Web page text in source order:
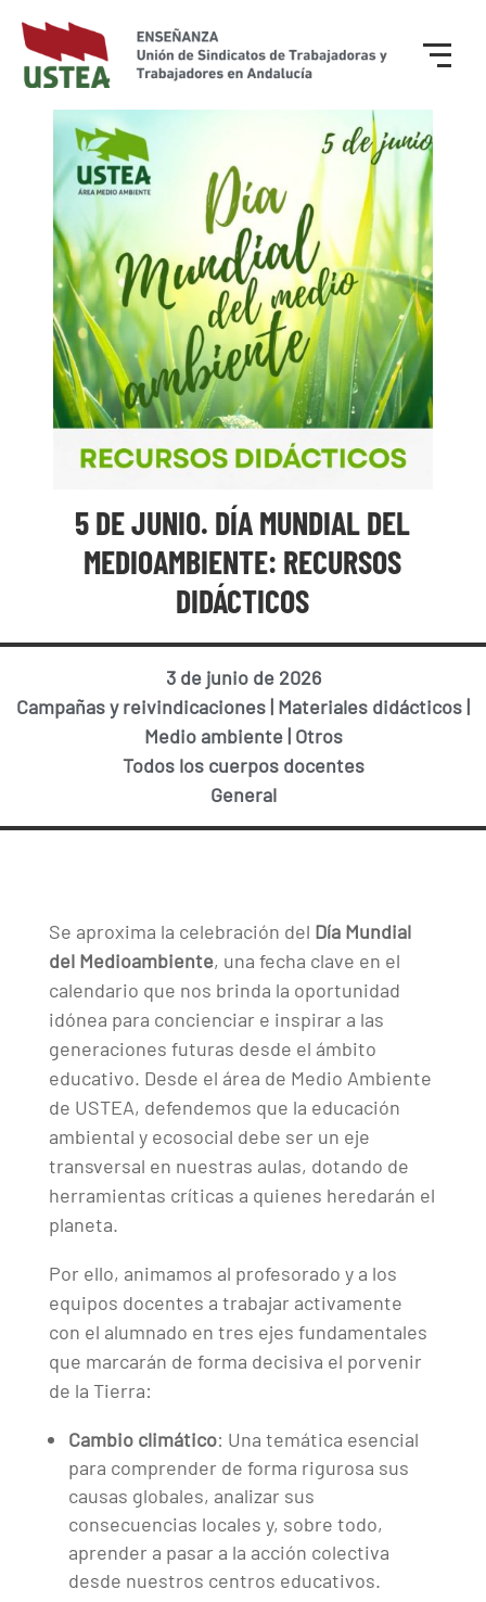
5 DE JUNIO. DÍA MUNDIAL DEL
MEDIOAMBIENTE: RECURSOS
DIDÁCTICOS
3 de junio de 2026
Campañas y reivindicaciones | Materiales didácticos |
Medio ambiente| Otros
Todos los cuerpos docentes
General
Se aproxima la celebración del Día Mundial
del Medioambiente, una fecha clave en el
calendario que nos brinda la oportunidad
idónea para concienciar e inspirar a las
generaciones futuras desde el ámbito
educativo. Desde el área de Medio Ambiente
de USTEA, defendemos que la educación
ambiental y ecosocial debe ser un eje
transversal en nuestras aulas, dotando de
herramientas críticas a quienes heredarán el
planeta.
Por ello, animamos al profesorado y a los
equipos docentes a trabajar activamente
con el alumnado en tres ejes fundamentales
que marcarán de forma decisiva el porvenir
de la Tierra:
Cambio climático: Una temática esencial
para comprender de forma rigurosa sus
causas globales, analizar sus
consecuencias locales y, sobre todo,
aprender a pasar a la acción colectiva
desde nuestros centros educativos.